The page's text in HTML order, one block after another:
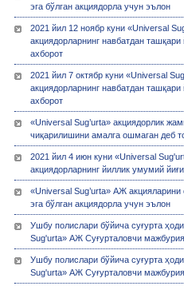
эга бўлган акциядорла учун эълон
2021 йил 12 ноябр куни «Universal
акциядорларнинг навбатдан
ахборот
2021 йил 7 октябр куни «Universal
акциядорларнинг навбатдан
ахборот
«Universal Sug’urta» акциядорлик
чиқарилишини амалга ошмаган деб
2021 йил 4 июн куни «Universal
акциядорларнинг йиллик умумий
«Universal Sug’urta» АЖ
эга бўлган акциядорла учун эълон
Ушбу полислари бўйича суғурта
Sug'urta» АЖ Суғурталовчи
Ушбу полислари бўйича суғурта
Sug'urta» АЖ Суғурталовчи